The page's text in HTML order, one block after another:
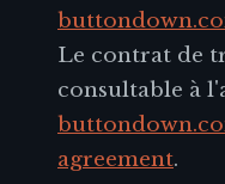
Le contrat de
consultable à
agreement.